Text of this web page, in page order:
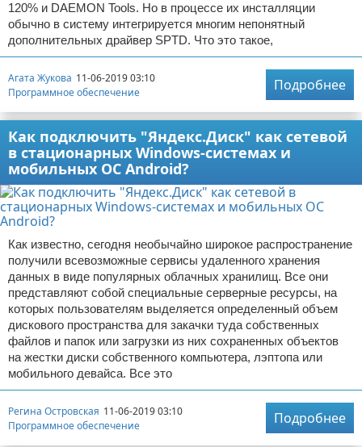
120% и DAEMON Tools. Но в процессе их инсталляции
обычно в систему интегрируется многим непонятный
дополнительных драйвер SPTD. Что это такое,
Агата Жукова 11-06-2019 03:10
Программное обеспечение
Подробнее
Как подключить "Яндекс.Диск" как сетевой
в стационарных Windows-системах и
мобильных ОС Android?
Как известно, сегодня необычайно широкое распространение
получили всевозможные сервисы удаленного хранения
данных в виде популярных облачных хранилищ. Все они
представляют собой специальные серверные ресурсы, на
которых пользователям выделяется определенный объем
дискового пространства для закачки туда собственных
файлов и папок или загрузки из них сохраненных объектов
на жестки диски собственного компьютера, лэптопа или
мобильного девайса. Все это
Регина Островская 11-06-2019 03:10
Программное обеспечение
Подробнее